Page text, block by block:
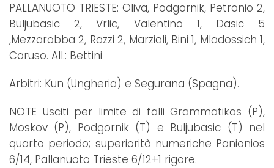
PALLANUOTO TRIESTE: Oliva, Podgornik, Petronio 2,
Buljubasic 2, Vrlic, Valentino 1, Dasic 5
,Mezzarobba 2, Razzi 2, Marziali, Bini 1, Mladossich 1,
Caruso. All.: Bettini
Arbitri: Kun (Ungheria) e Segurana (Spagna).
NOTE Usciti per limite di falli Grammatikos (P),
Moskov (P), Podgornik (T) e Buljubasic (T) nel
quarto periodo; superiorità numeriche Panionios
6/14, Pallanuoto Trieste 6/12+1 rigore.